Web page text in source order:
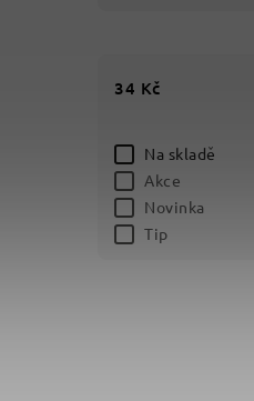
34 Kč
Na skladě
Akce
Novinka
Tip